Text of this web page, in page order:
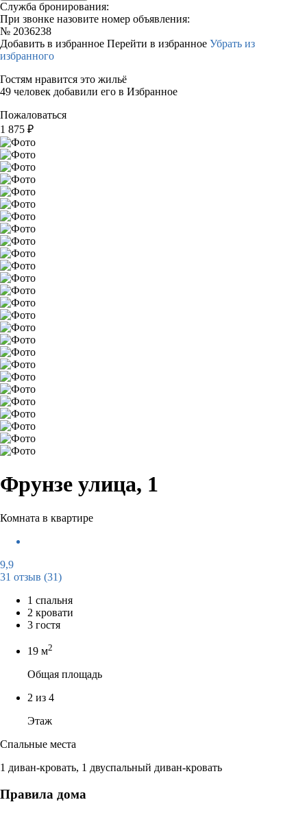
Служба бронирования:
При звонке назовите номер объявления:
№ 2036238
Добавить в избранное Перейти в избранное Убрать из
избранного
Гостям нравится это жильё
49 человек добавили его в Избранное
Пожаловаться
1 875 ₽
Фрунзе улица, 1
Комната в квартире
9,9
31 отзыв (31)
1 спальня
2 кровати
3 гостя
19 м2
Общая площадь
2 из 4
Этаж
Спальные места
1 диван-кровать, 1 двуспальный диван-кровать
Правила дома